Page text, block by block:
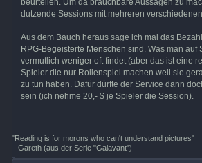
dutzende Sessions mit mehreren
Aus dem Bauch heraus sage ich mal das
RPG-Begeisterte Menschen sind. Was man auf
vermutlich weniger oft findet (aber das ist eine
Spieler die nur Rollenspiel machen weil sie
zu tun haben. Dafür dürfte der Service dann
sein (ich nehme 20,- $ je Spieler die Session).
"Reading is for morons who can't understand pictures"
Gareth (aus der Serie "Galavant")